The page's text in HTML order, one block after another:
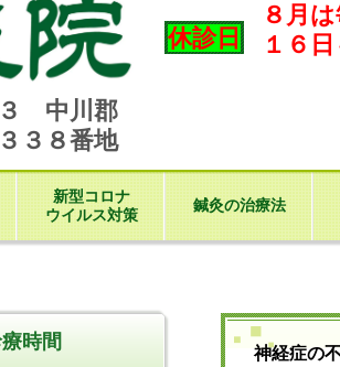
３ 中川郡
３８番地
休診日
８月
１６
新型コロナ
ウイルス対策
鍼灸の治療法
神経症の
時間